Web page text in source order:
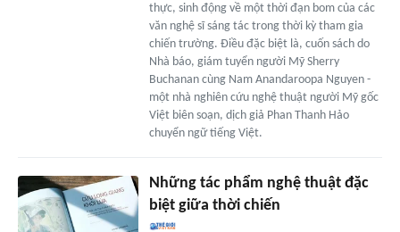
thực, sinh động về một thời đạn bom của các
văn nghệ sĩ sáng tác trong thời kỳ tham gia
chiến trường. Điều đặc biệt là, cuốn sách do
Nhà báo, giám tuyển người Mỹ Sherry
Buchanan cùng Nam Anandaroopa Nguyen -
một nhà nghiên cứu nghệ thuật người Mỹ gốc
Việt biên soạn, dịch giả Phan Thanh Hảo
chuyển ngữ tiếng Việt.
Những tác phẩm nghệ thuật đặc
biệt giữa thời chiến